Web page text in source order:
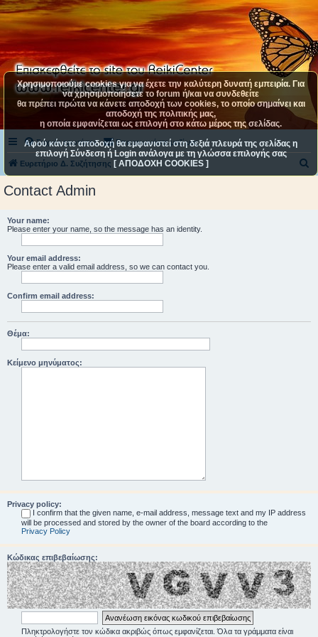
Συχνές ερωτήσεις Επικοινωνήστε μαζί μας
Ευρετήριο Δ. Συζήτησης
Contact Admin
Your name:
Please enter your name, so the message has an identity.
Your email address:
Please enter a valid email address, so we can contact you.
Confirm email address:
Θέμα:
Κείμενο μηνύματος:
Privacy policy:
I confirm that the given name, e-mail address, message text and my IP address
will be processed and stored by the owner of the board according to the
Privacy Policy
Κώδικας επιβεβαίωσης:
Πληκτρολογήστε τον κώδικα ακριβώς όπως εμφανίζεται. Όλα τα γράμματα είναι
Χρησιμοποιούμε cookies για να έχετε την καλύτερη δυνατή εμπειρία. Για
να χρησιμοποιήσετε το forum ή/και να συνδεθείτε
θα πρέπει πρώτα να κάνετε αποδοχή των cookies, το οποίο σημαίνει και
αποδοχή της πολιτικής μας,
η οποία εμφανίζεται ως επιλογή στο κάτω μέρος της σελίδας.
Αφού κάνετε αποδοχή θα εμφανιστεί στη δεξιά πλευρά της σελίδας η
επιλογή Σύνδεση ή Login ανάλογα με τη γλώσσα επιλογής σας
[ ΑΠΟΔΟΧΗ COOKIES ]